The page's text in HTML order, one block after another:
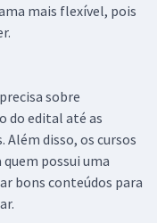
mais flexível, pois
sobre
do edital até as
disso, os cursos
possui uma
bons conteúdos para